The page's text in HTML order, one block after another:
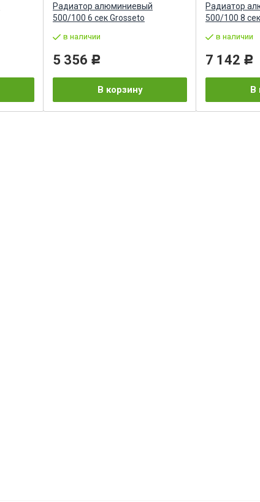
Радиатор алюминиевый
500/100 6 сек Grosseto
в наличии
5 356 Р
В корзину
Радиатор
500/100 8
в наличии
7 142 Р
В